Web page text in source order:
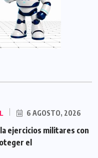
6 AGOSTO, 2026
ejercicios militares con
el